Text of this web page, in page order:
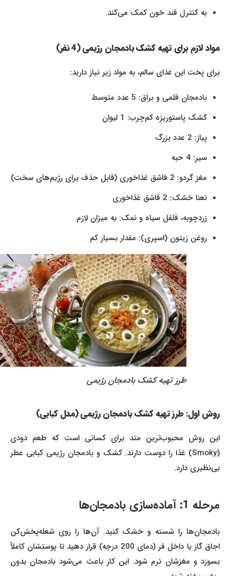
به کنترل قند خون کمک می‌کند.
مواد لازم برای تهیه کشک بادمجان رژیمی (4 نفر)
برای پخت این غذای سالم، به مواد زیر نیاز دارید:
بادمجان قلمی و براق: 5 عدد متوسط
کشک پاستوریزه کم‌چرب: 1 لیوان
پیاز: 2 عدد بزرگ
سیر: 4 حبه
مغز گردو: 2 قاشق غذاخوری (قابل حذف برای رژیم‌های سخت)
نعنا خشک: 2 قاشق غذاخوری
زردچوبه، فلفل سیاه و نمک: به میزان لازم
روغن زیتون (اسپری): مقدار بسیار کم
طرز تهیه کشک بادمجان رژیمی
روش اول: طرز تهیه کشک بادمجان رژیمی (مدل کبابی)
این روش محبوب‌ترین متد برای کسانی است که طعم دودی
(Smoky) غذا را دوست دارند. کشک و بادمجان رژیمی کبابی عطر
بی‌نظیری دارد.
مرحله 1: آماده‌سازی بادمجان‌ها
بادمجان‌ها را شسته و خشک کنید. آن‌ها را روی شعله‌پخش‌کن
اجاق گاز یا داخل فر (دمای 200 درجه) قرار دهید تا پوستشان کاملاً
بسوزد و مغزشان نرم شود. این کار باعث می‌شود بادمجان بدون